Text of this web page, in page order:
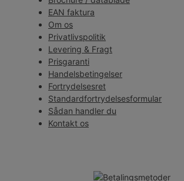
EAN faktura
Om os
Privatlivspolitik
Levering & Fragt
Prisgaranti
Handelsbetingelser
Fortrydelsesret
Standardfortrydelsesformular
Sådan handler du
Kontakt os